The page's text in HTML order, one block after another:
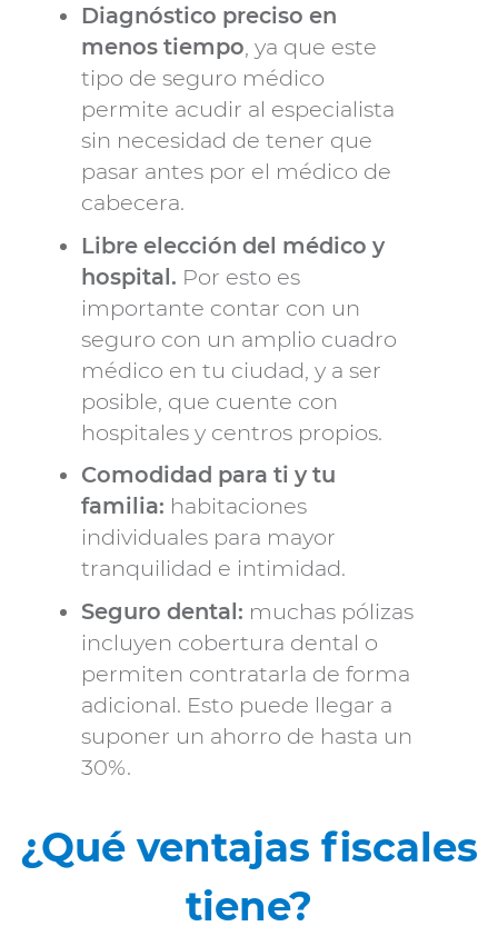
Diagnóstico preciso en
menos tiempo, ya que este
tipo de seguro médico
permite acudir al especialista
sin necesidad de tener que
pasar antes por el médico de
cabecera.
Libre elección del médico y
hospital. Por esto es
importante contar con un
seguro con un amplio cuadro
médico en tu ciudad, y a ser
posible, que cuente con
hospitales y centros propios.
Comodidad para ti y tu
familia: habitaciones
individuales para mayor
tranquilidad e intimidad.
Seguro dental: muchas pólizas
incluyen cobertura dental o
permiten contratarla de forma
adicional. Esto puede llegar a
suponer un ahorro de hasta un
30%.
¿Qué ventajas fiscales
tiene?